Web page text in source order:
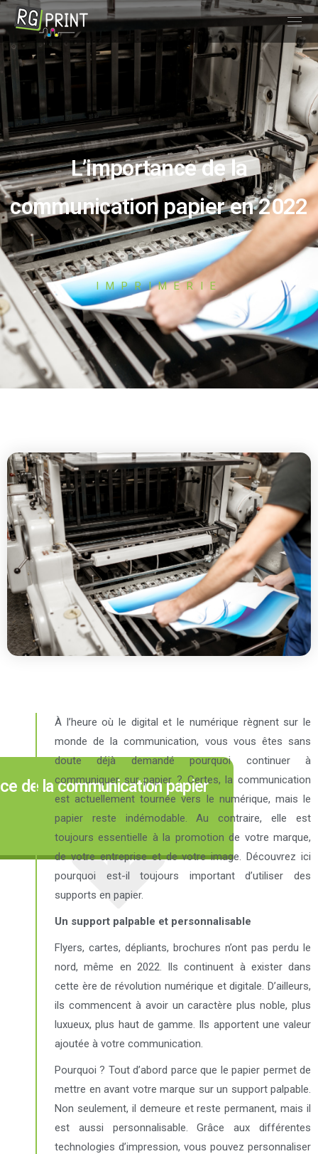
L’importance de la
communication papier en 2022
IMPRIMERIE
de la communication papier
À l’heure où le digital et le numérique règnent sur le
monde de la communication, vous vous êtes sans
doute déjà demandé pourquoi continuer à
communiquer sur papier ? Certes, la communication
est actuellement tournée vers le numérique, mais le
papier reste indémodable. Au contraire, elle est
toujours essentielle à la promotion de votre marque,
de votre entreprise et de votre image. Découvrez ici
pourquoi est-il toujours important d’utiliser des
supports en papier.
Un support palpable et personnalisable
Flyers, cartes, dépliants, brochures n’ont pas perdu le
nord, même en 2022. Ils continuent à exister dans
cette ère de révolution numérique et digitale. D’ailleurs,
ils commencent à avoir un caractère plus noble, plus
luxueux, plus haut de gamme. Ils apportent une valeur
ajoutée à votre communication.
Pourquoi ? Tout d’abord parce que le papier permet de
mettre en avant votre marque sur un support palpable.
Non seulement, il demeure et reste permanent, mais il
est aussi personnalisable. Grâce aux différentes
technologies d’impression, vous pouvez personnaliser